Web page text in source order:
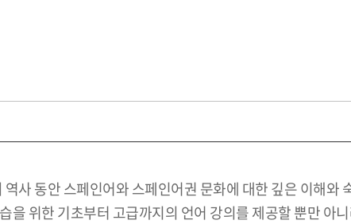
사 동안 스페인어와 스페인어권 문화에 대한 깊은 이해와
위한 기초부터 고급까지의 언어 강의를 제공할 뿐만 아